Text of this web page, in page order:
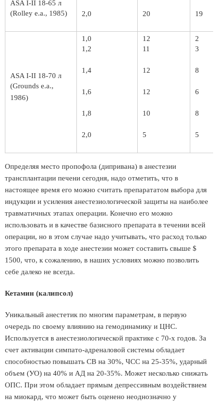
ASA I-II 18-65 л
(Rolley е.а., 1985)
2,0 20 19
ASA I-II 18-70 л
(Grounds е.а.,
1986)
1,0
1,2
1,4
1,6
1,8
2,0
12
11
12
12
10
5
2
3
8
6
8
5
Определяя место пропофола (дипривана) в анестезии
трансплантации печени сегодня, надо отметить, что в
настоящее время его можно считать препарататом выбора для
индукции и усиления анестезиологической защиты на наиболее
травматичных этапах операции. Конечно его можно
использовать и в качестве базисного препарата в течении всей
операции, но в этом случае надо учитывать, что расход только
этого препарата в ходе анестезии может составить свыше $
1500, что, к сожалению, в наших условиях можно позволить
себе далеко не всегда.
Кетамин (калипсол)
Уникальный анестетик по многим параметрам, в первую
очередь по своему влиянию на гемодинамику и ЦНС.
Используется в анестезиологической практике с 70-х годов. За
счет активации симпато-адреналовой системы обладает
способностью повышать СВ на 30%, ЧСС на 25-35%, ударный
объем (УО) на 40% и АД на 20-35%. Может несколько снижать
ОПС. При этом обладает прямым депрессивным воздействием
на миокард, что может быть оценено неоднозначно у